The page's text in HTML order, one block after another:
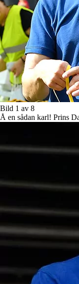
Bild 1 av 8
Å en sådan karl! Prins